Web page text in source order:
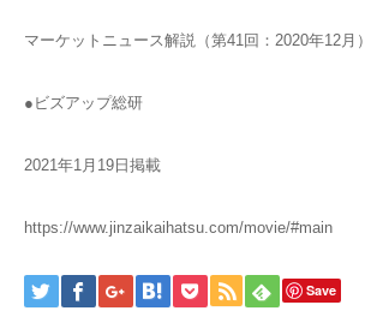
マーケットニュース解説（第41回：2020年12月）
●ビズアップ総研
2021年1月19日掲載
https://www.jinzaikaihatsu.com/movie/#main
Save